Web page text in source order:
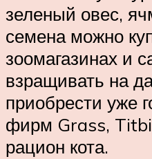
зеленый овес,
семена можно
зоомагазинах и
взращивать на
приобрести уже
фирм Grass,
рацион кота.